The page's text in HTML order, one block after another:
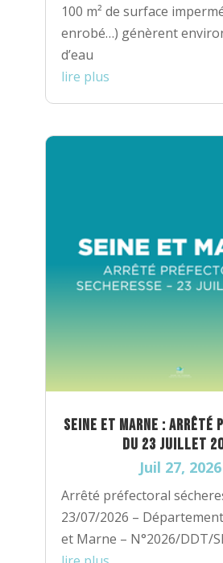
100 m² de surface
enrobé…) génèrent
d’eau
lire plus
Seine et Marne :
du 23 juillet
Juil 27, 2026
Arrêté préfectoral
23/07/2026 –
et Marne – N°2026/DDT/